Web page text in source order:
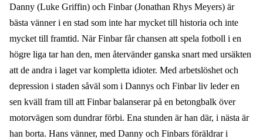
Danny (Luke Griffin) och Finbar (Jonathan Rhys Meyers) är
bästa vänner i en stad som inte har mycket till historia och inte
mycket till framtid. När Finbar får chansen att spela fotboll i en
högre liga tar han den, men återvänder ganska snart med ursäkten
att de andra i laget var kompletta idioter. Med arbetslöshet och
depression i staden såväl som i Dannys och Finbar liv leder en
sen kväll fram till att Finbar balanserar på en betongbalk över
motorvägen som dundrar förbi. Ena stunden är han där, i nästa är
han borta. Hans vänner, med Danny och Finbars föräldrar i